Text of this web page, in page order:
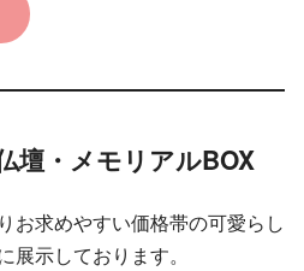
壇・メモリアルBOX
お求めやすい価格帯の可愛らし
展示しております。